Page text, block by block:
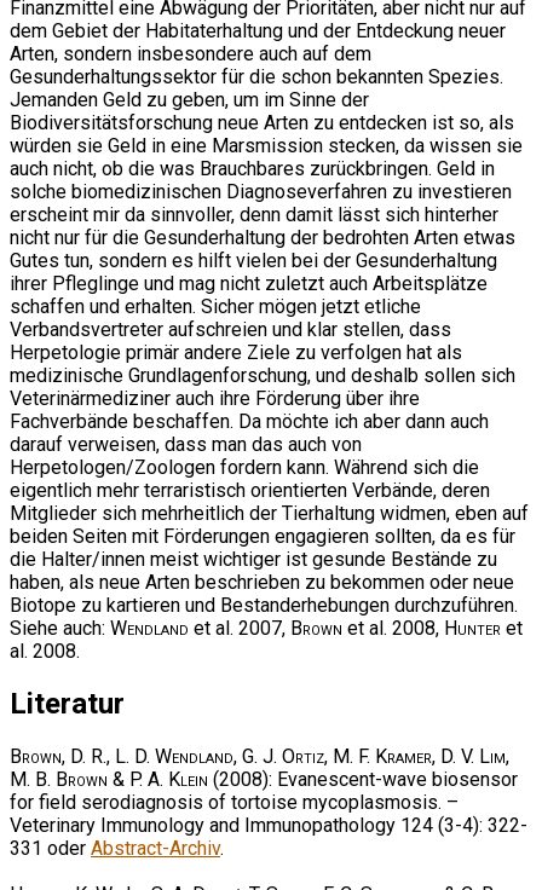
Finanzmittel eine Abwägung der Prioritäten, aber nicht nur auf
dem Gebiet der Habitaterhaltung und der Entdeckung neuer
Arten, sondern insbesondere auch auf dem
Gesunderhaltungssektor für die schon bekannten Spezies.
Jemanden Geld zu geben, um im Sinne der
Biodiversitätsforschung neue Arten zu entdecken ist so, als
würden sie Geld in eine Marsmission stecken, da wissen sie
auch nicht, ob die was Brauchbares zurückbringen. Geld in
solche biomedizinischen Diagnoseverfahren zu investieren
erscheint mir da sinnvoller, denn damit lässt sich hinterher
nicht nur für die Gesunderhaltung der bedrohten Arten etwas
Gutes tun, sondern es hilft vielen bei der Gesunderhaltung
ihrer Pfleglinge und mag nicht zuletzt auch Arbeitsplätze
schaffen und erhalten. Sicher mögen jetzt etliche
Verbandsvertreter aufschreien und klar stellen, dass
Herpetologie primär andere Ziele zu verfolgen hat als
medizinische Grundlagenforschung, und deshalb sollen sich
Veterinärmediziner auch ihre Förderung über ihre
Fachverbände beschaffen. Da möchte ich aber dann auch
darauf verweisen, dass man das auch von
Herpetologen/Zoologen fordern kann. Während sich die
eigentlich mehr terraristisch orientierten Verbände, deren
Mitglieder sich mehrheitlich der Tierhaltung widmen, eben auf
beiden Seiten mit Förderungen engagieren sollten, da es für
die Halter/innen meist wichtiger ist gesunde Bestände zu
haben, als neue Arten beschrieben zu bekommen oder neue
Biotope zu kartieren und Bestanderhebungen durchzuführen.
Siehe auch: Wendland et al. 2007, Brown et al. 2008, Hunter et
al. 2008.
Literatur
Brown, D. R., L. D. Wendland, G. J. Ortiz, M. F. Kramer, D. V. Lim,
M. B. Brown & P. A. Klein (2008): Evanescent-wave biosensor
for field serodiagnosis of tortoise mycoplasmosis. –
Veterinary Immunology and Immunopathology 124 (3-4): 322-
331 oder Abstract-Archiv.